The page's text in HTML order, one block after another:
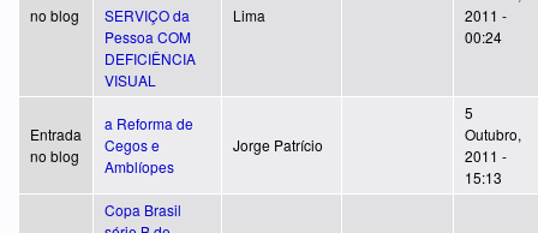
no blog
SERVIÇO da
Pessoa COM
DEFICIÊNCIA
VISUAL
Lima
2011 -
00:24
Entrada
no blog
a Reforma de
Cegos e
Amblíopes
Jorge Patrício
5
Outubro,
2011 -
15:13
Copa Brasil